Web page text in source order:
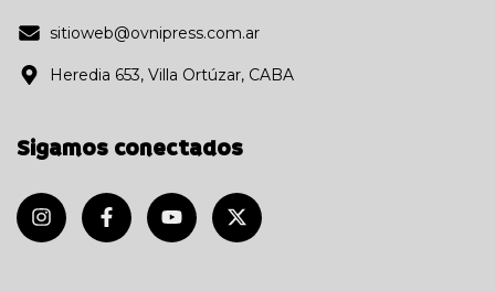
sitioweb@ovnipress.com.ar
Heredia 653, Villa Ortúzar, CABA
Sigamos conectados